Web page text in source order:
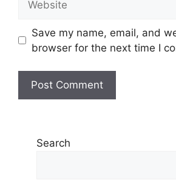
Save my name, email, and
browser for the next time I
Search